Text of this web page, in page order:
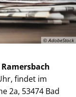
© AdobeStock
findet im
2a, 53474 Bad